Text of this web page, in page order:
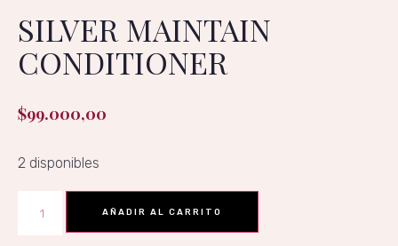
SILVER MAINTAIN
CONDITIONER
$99.000,00
2 disponibles
AÑADIR AL CARRITO